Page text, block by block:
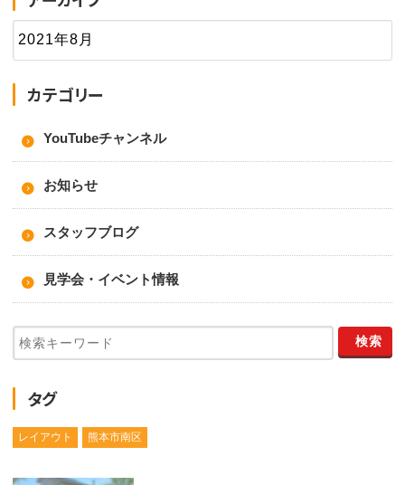
カテゴリー
YouTubeチャンネル
お知らせ
スタッフブログ
見学会・イベント情報
タグ
レイアウト 熊本市南区